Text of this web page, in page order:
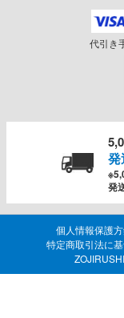
代引き
発
発
個人情報保護
特定商取引法に